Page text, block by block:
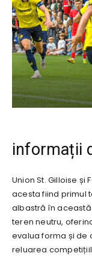
informații
Union St. Gilloise și
acesta fiind primul
albastră în
teren neutru,
evalua forma și de
reluarea